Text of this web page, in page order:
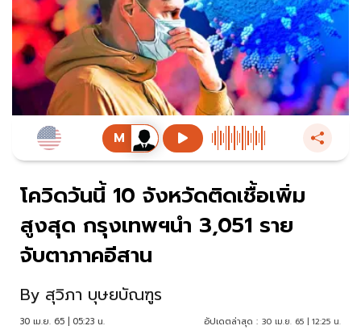
โควิดวันนี้ 10 จังหวัดติดเชื้อเพิ่ม
สูงสุด กรุงเทพฯนำ 3,051 ราย
จับตาภาคอีสาน
By สุวิภา บุษยบัณฑูร
30 เม.ย. 65 | 05:23 น. อัปเดตล่าสุด : 30 เม.ย. 65 | 12:25 น.